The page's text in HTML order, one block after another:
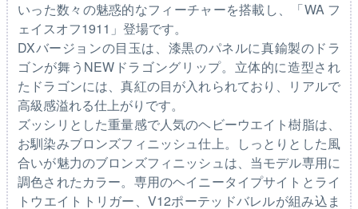
いった数々の魅惑的なフィーチャーを搭載し、「WA フ
ェイスオフ1911」登場です。
DXバージョンの目玉は、漆黒のパネルに真鍮製のドラ
ゴンが舞うNEWドラゴングリップ。立体的に造型され
たドラゴンには、真紅の目が入れられており、リアルで
高級感溢れる仕上がりです。
ズッシリとした重量感で人気のヘビーウエイト樹脂は、
お馴染みブロンズフィニッシュ仕上。しっとりとした風
合いが魅力のブロンズフィニッシュは、当モデル専用に
調色されたカラー。専用のヘイニータイプサイトとライ
トウエイトトリガー、V12ポーテッドバレルが組み込ま